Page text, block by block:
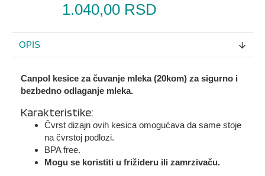
1.040,00 RSD
OPIS
Canpol kesice za čuvanje mleka (20kom) za sigurno i
bezbedno odlaganje mleka.
Karakteristike:
Čvrst dizajn ovih kesica omogućava da same stoje
na čvrstoj podlozi.
BPA free.
Mogu se koristiti u frižideru ili zamrzivaču.